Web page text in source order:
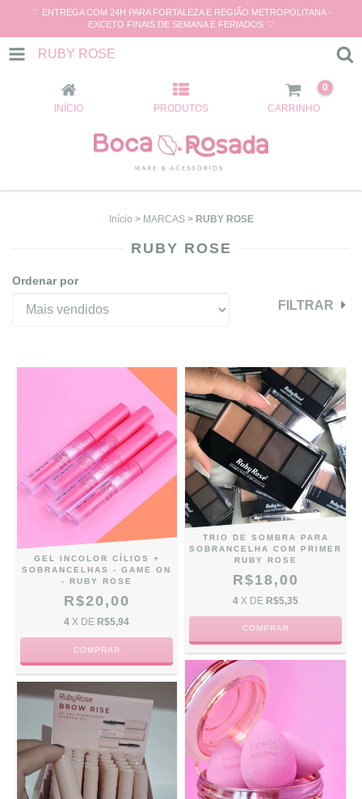
♡ ENTREGA COM 24H PARA FORTALEZA E REGIÃO METROPOLITANA -
EXCETO FINAIS DE SEMANA E FERIADOS ♡
RUBY ROSE
INÍCIO PRODUTOS CARRINHO
0
Início > MARCAS > RUBY ROSE
RUBY ROSE
Ordenar por
FILTRAR
GEL INCOLOR CÍLIOS +
SOBRANCELHAS - GAME ON
- RUBY ROSE
R$20,00
4 X DE R$5,94
TRIO DE SOMBRA PARA
SOBRANCELHA COM PRIMER
RUBY ROSE
R$18,00
4 X DE R$5,35